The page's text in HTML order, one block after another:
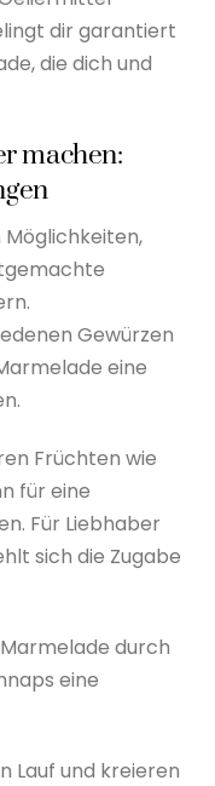
dir garantiert
die dich und
machen:
Möglichkeiten,
Gewürzen
eine
Früchten wie
für eine
Für Liebhaber
sich die Zugabe
durch
eine
Lauf und kreieren